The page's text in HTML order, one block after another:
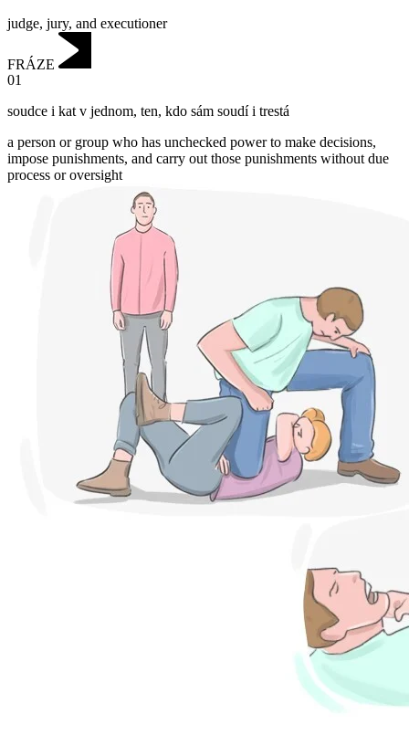
judge, jury, and executioner
FRÁZE
01
soudce i kat v jednom, ten, kdo sám soudí i trestá
a person or group who has unchecked power to make decisions,
impose punishments, and carry out those punishments without due
process or oversight